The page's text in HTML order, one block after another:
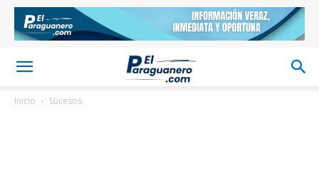
Inicio Sucesos